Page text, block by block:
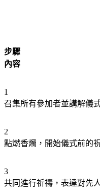
步驟
內容
1
召集所有參加者並講解儀
2
點燃香燭，開始儀式前的
3
共同進行祈禱，表達對先